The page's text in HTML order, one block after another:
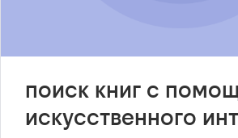
поиск книг с
искусственного